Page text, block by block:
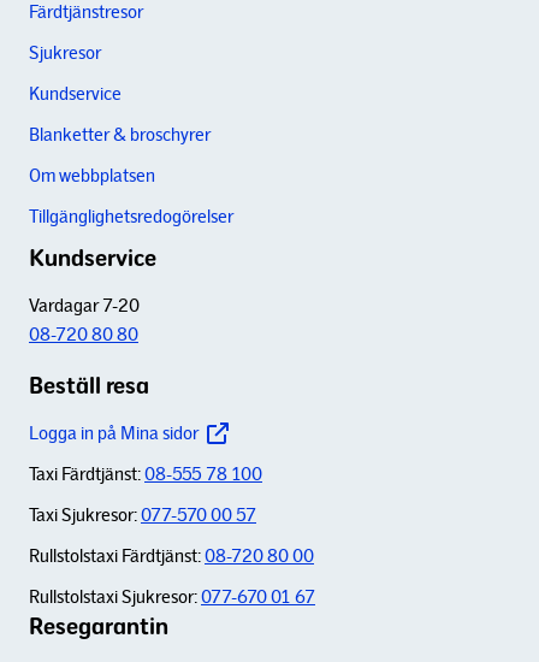
Färdtjänstresor
Sjukresor
Kundservice
Blanketter & broschyrer
Om webbplatsen
Tillgänglighetsredogörelser
Kundservice
Vardagar 7-20
08-720 80 80
Beställ resa
Logga in på Mina sidor
Taxi Färdtjänst:08-555 78 100
Taxi Sjukresor:077-570 00 57
Rullstolstaxi Färdtjänst:08-720 80 00
Rullstolstaxi Sjukresor:077-670 01 67
Resegarantin